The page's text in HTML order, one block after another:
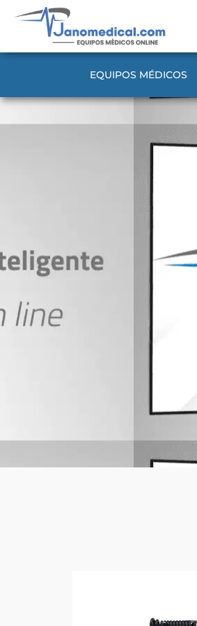
contenido
EQUIPOS MÉDICOS